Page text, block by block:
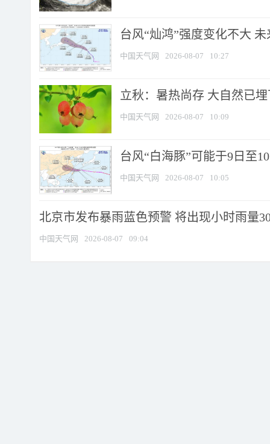
台风“灿鸿”强度变化不大
中国天气网 2026-08-07 10:27
立秋：暑热尚存 大自然已
中国天气网 2026-08-07 10:09
台风“白海豚”可能于9日至
中国天气网 2026-08-07 10:05
北京市发布暴雨蓝色预警 将出现小时雨量
中国天气网 2026-08-07 09:04